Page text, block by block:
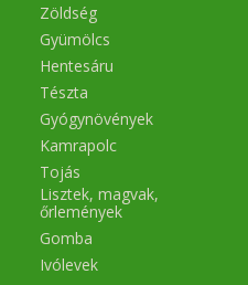
Zöldség
Gyümölcs
Hentesáru
Tészta
Gyógynövények
Kamrapolc
Tojás
Lisztek, magvak,
őrlemények
Gomba
Ivólevek